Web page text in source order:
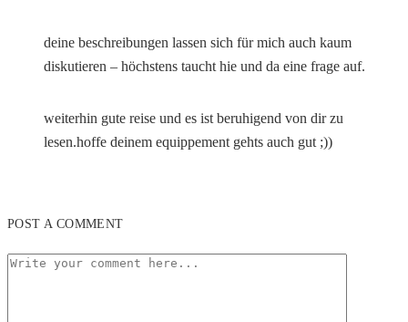
deine beschreibungen lassen sich für mich auch kaum
diskutieren – höchstens taucht hie und da eine frage auf.
weiterhin gute reise und es ist beruhigend von dir zu
lesen.hoffe deinem equippement gehts auch gut ;))
POST A COMMENT